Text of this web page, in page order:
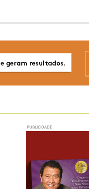
PUBLICIDADE